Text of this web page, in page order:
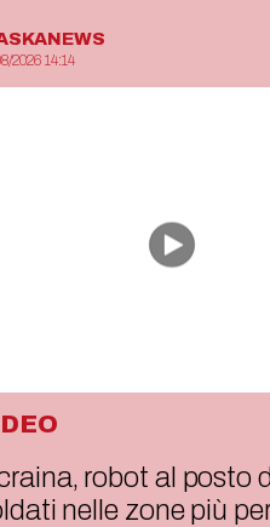
2026 14:14
robot al posto
nelle zone più